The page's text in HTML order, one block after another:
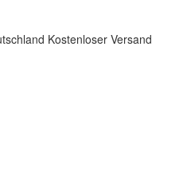
Kostenloser Versand